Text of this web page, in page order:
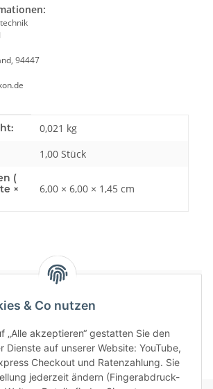
& Co nutzen
„Alle akzeptieren“ gestatten Sie den
Dienste auf unserer Website: YouTube,
Checkout und Ratenzahlung. Sie
jederzeit ändern (Fingerabdruck-
94447
0,021 kg
1,00 Stück
(
×
6,00 × 6,00 × 1,45 cm